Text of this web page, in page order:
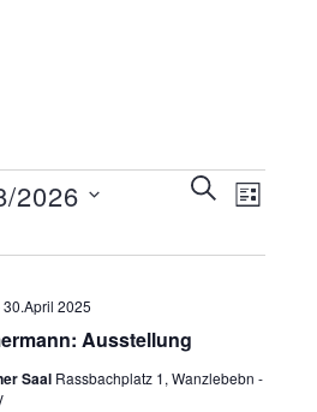
und
SUCHE
LISTE
2026
Ausstellung
30.April 2025
Saal Rassbachplatz 1, Wanzlebebn -